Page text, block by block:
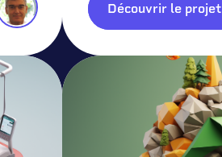
Découvrir le projet